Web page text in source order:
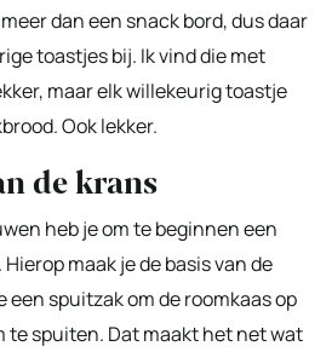
dan een snack bord, dus daar
toastjes bij. Ik vind die met
maar elk willekeurig toastje
Ook lekker.
de krans
heb je om te beginnen een
maak je de basis van de
een spuitzak om de roomkaas op
te spuiten. Dat maakt het net wat